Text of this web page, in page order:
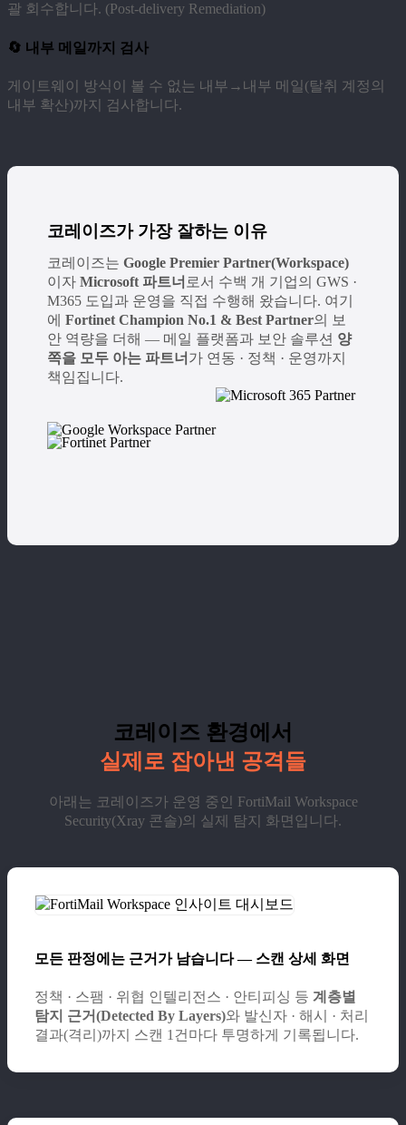
괄 회수합니다. (Post-delivery Remediation)
🔄 내부 메일까지 검사
게이트웨이 방식이 볼 수 없는 내부→내부 메일(탈취 계정의
내부 확산)까지 검사합니다.
코레이즈가 가장 잘하는 이유
코레이즈는 Google Premier Partner(Workspace)
이자 Microsoft 파트너 로서 수백 개 기업의 GWS ·
M365 도입과 운영을 직접 수행해 왔습니다. 여기
에 Fortinet Champion No.1 & Best Partner의 보
안 역량을 더해 — 메일 플랫폼과 보안 솔루션 양
쪽을 모두 아는 파트너 가 연동 · 정책 · 운영까지
책임집니다.
코레이즈 환경에서
실제로 잡아낸 공격들
아래는 코레이즈가 운영 중인 FortiMail Workspace
Security(Xray 콘솔)의 실제 탐지 화면입니다.
모든 판정에는 근거가 남습니다 — 스캔 상세 화면
정책 · 스팸 · 위협 인텔리전스 · 안티피싱 등 계층별
탐지 근거(Detected By Layers)와 발신자 · 해시 · 처리
결과(격리)까지 스캔 1건마다 투명하게 기록됩니다.